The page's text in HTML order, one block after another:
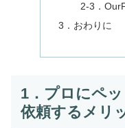
2‐3．
3．おわりに
1．プロにペ
依頼するメリ